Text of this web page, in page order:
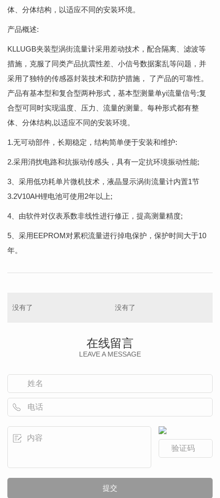
体、分体结构，以适应不同的安装环境。
产品概述:
KLLUGB夹装型涡街流量计采用差动技术，配合隔离、滤波等
措施，克服了同类产品抗震性差、小信号数据案乱等问题，并
采用了独特的传感器封装技术和防护措施， 了产品的可靠性。
产品有基本型和复合型两种形式，基本型测量单yi流量信号;复
合型可同时实现温度、压力、流量的测量。每种形式都有整
体、分体结构,以适应不同的安装环境。
1.无可动部件，长期稳定，结构简单便于安装和维护:
2.采用消扰电路和抗振动传感头，具有一定抗环境振动性能;
3、采用低功耗单片微机技术，液晶显示涡街流量计内置1节
3.2V10AH锂电池可使用2年以上;
4、由软件对仪表系数非线性进行修正，提高测量精度;
5、采用EEPROM对累积流量进行掉电保护，保护时间大于10
年。
没有了 没有了
在线留言
LEAVE A MESSAGE